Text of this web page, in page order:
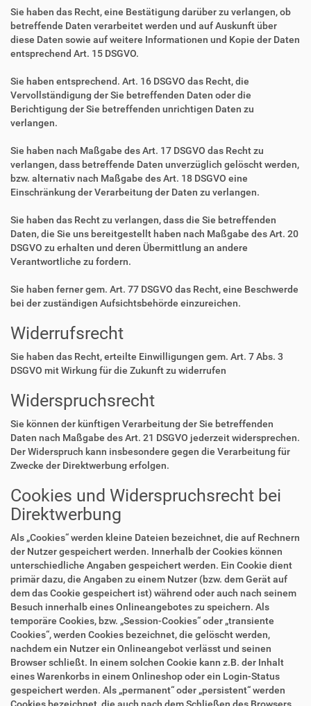
Sie haben das Recht, eine Bestätigung darüber zu verlangen, ob
betreffende Daten verarbeitet werden und auf Auskunft über
diese Daten sowie auf weitere Informationen und Kopie der Daten
entsprechend Art. 15 DSGVO.
Sie haben entsprechend. Art. 16 DSGVO das Recht, die
Vervollständigung der Sie betreffenden Daten oder die
Berichtigung der Sie betreffenden unrichtigen Daten zu
verlangen.
Sie haben nach Maßgabe des Art. 17 DSGVO das Recht zu
verlangen, dass betreffende Daten unverzüglich gelöscht werden,
bzw. alternativ nach Maßgabe des Art. 18 DSGVO eine
Einschränkung der Verarbeitung der Daten zu verlangen.
Sie haben das Recht zu verlangen, dass die Sie betreffenden
Daten, die Sie uns bereitgestellt haben nach Maßgabe des Art. 20
DSGVO zu erhalten und deren Übermittlung an andere
Verantwortliche zu fordern.
Sie haben ferner gem. Art. 77 DSGVO das Recht, eine Beschwerde
bei der zuständigen Aufsichtsbehörde einzureichen.
Widerrufsrecht
Sie haben das Recht, erteilte Einwilligungen gem. Art. 7 Abs. 3
DSGVO mit Wirkung für die Zukunft zu widerrufen
Widerspruchsrecht
Sie können der künftigen Verarbeitung der Sie betreffenden
Daten nach Maßgabe des Art. 21 DSGVO jederzeit widersprechen.
Der Widerspruch kann insbesondere gegen die Verarbeitung für
Zwecke der Direktwerbung erfolgen.
Cookies und Widerspruchsrecht bei
Direktwerbung
Als „Cookies“ werden kleine Dateien bezeichnet, die auf Rechnern
der Nutzer gespeichert werden. Innerhalb der Cookies können
unterschiedliche Angaben gespeichert werden. Ein Cookie dient
primär dazu, die Angaben zu einem Nutzer (bzw. dem Gerät auf
dem das Cookie gespeichert ist) während oder auch nach seinem
Besuch innerhalb eines Onlineangebotes zu speichern. Als
temporäre Cookies, bzw. „Session-Cookies“ oder „transiente
Cookies“, werden Cookies bezeichnet, die gelöscht werden,
nachdem ein Nutzer ein Onlineangebot verlässt und seinen
Browser schließt. In einem solchen Cookie kann z.B. der Inhalt
eines Warenkorbs in einem Onlineshop oder ein Login-Status
gespeichert werden. Als „permanent“ oder „persistent“ werden